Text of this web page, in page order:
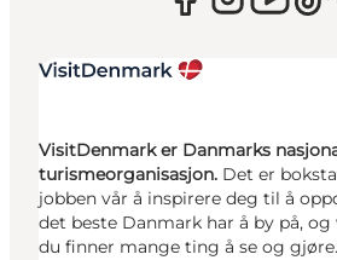
VisitDenmark er Danmarks
turismeorganisasjon. Det er
jobben vår å inspirere deg til å
det beste Danmark har å by på, og
du finner mange ting å se og gjøre.